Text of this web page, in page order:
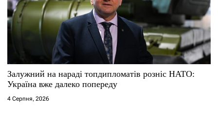
Залужний на нараді топдипломатів розніс НАТО:
Україна вже далеко попереду
4 Серпня, 2026